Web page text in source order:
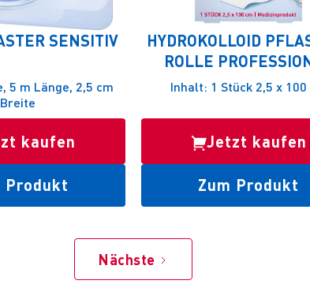
SENSITIV
5 m Länge, 2,5 cm
Breite
kaufen
Produkt
HYDROKOLLOID
ROLLE
Inhalt: 1 Stück 2,5 x 100
Jetzt kaufen
Zum Produkt
Nächste